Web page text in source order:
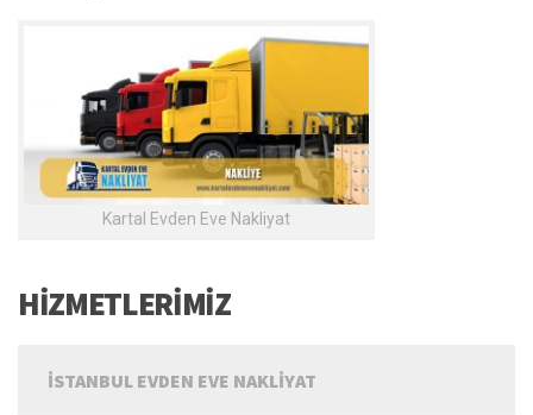
Kartal Evden Eve Nakliyat
HİZMETLERİMİZ
İSTANBUL EVDEN EVE NAKLIYAT